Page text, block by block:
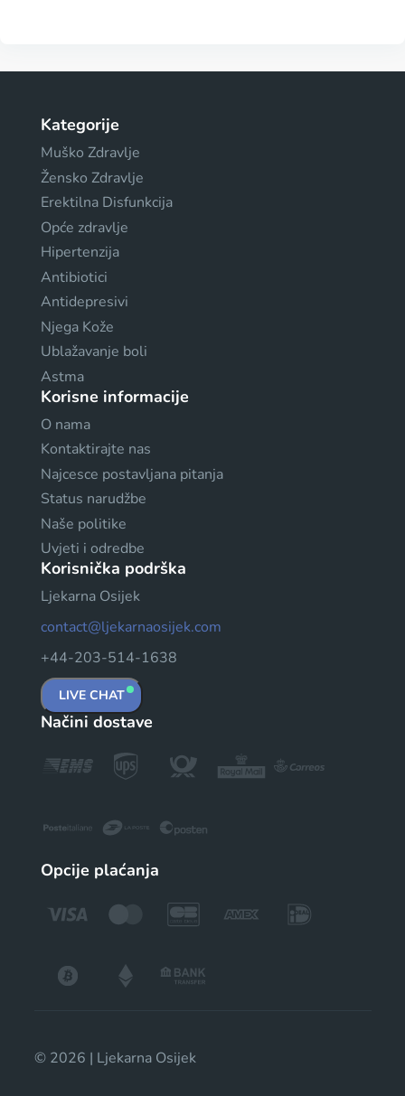
Kategorije
Muško Zdravlje
Žensko Zdravlje
Erektilna Disfunkcija
Opće zdravlje
Hipertenzija
Antibiotici
Antidepresivi
Njega Kože
Ublažavanje boli
Astma
Korisne informacije
O nama
Kontaktirajte nas
Najcesce postavljana pitanja
Status narudžbe
Naše politike
Uvjeti i odredbe
Korisnička podrška
Ljekarna Osijek
contact@ljekarnaosijek.com
+44-203-514-1638
LIVE CHAT
Načini dostave
Opcije plaćanja
© 2026 | Ljekarna Osijek